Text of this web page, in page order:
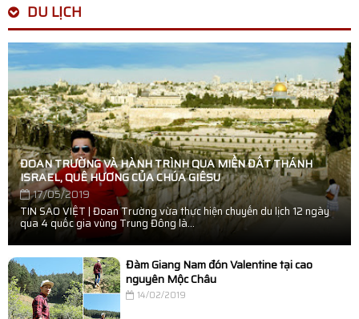
DU LỊCH
ĐOAN TRƯỜNG VÀ HÀNH TRÌNH QUA MIỀN ĐẤT THÁNH
ISRAEL, QUÊ HƯƠNG CỦA CHÚA GIÊSU
17/05/2019
TIN SAO VIỆT | Đoan Trường vừa thực hiện chuyến du lịch 12 ngày
qua 4 quốc gia vùng Trung Đông là...
Đàm Giang Nam đón Valentine tại cao
nguyên Mộc Châu
14/02/2019